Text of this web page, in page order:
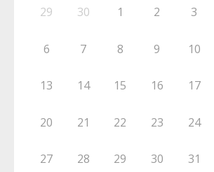
29 30 1 2 3
6 7 8 9 10
13 14 15 16 17
20 21 22 23 24
27 28 29 30 31